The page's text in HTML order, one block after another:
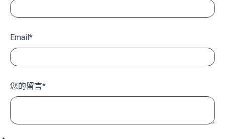
Email *
您的留言*